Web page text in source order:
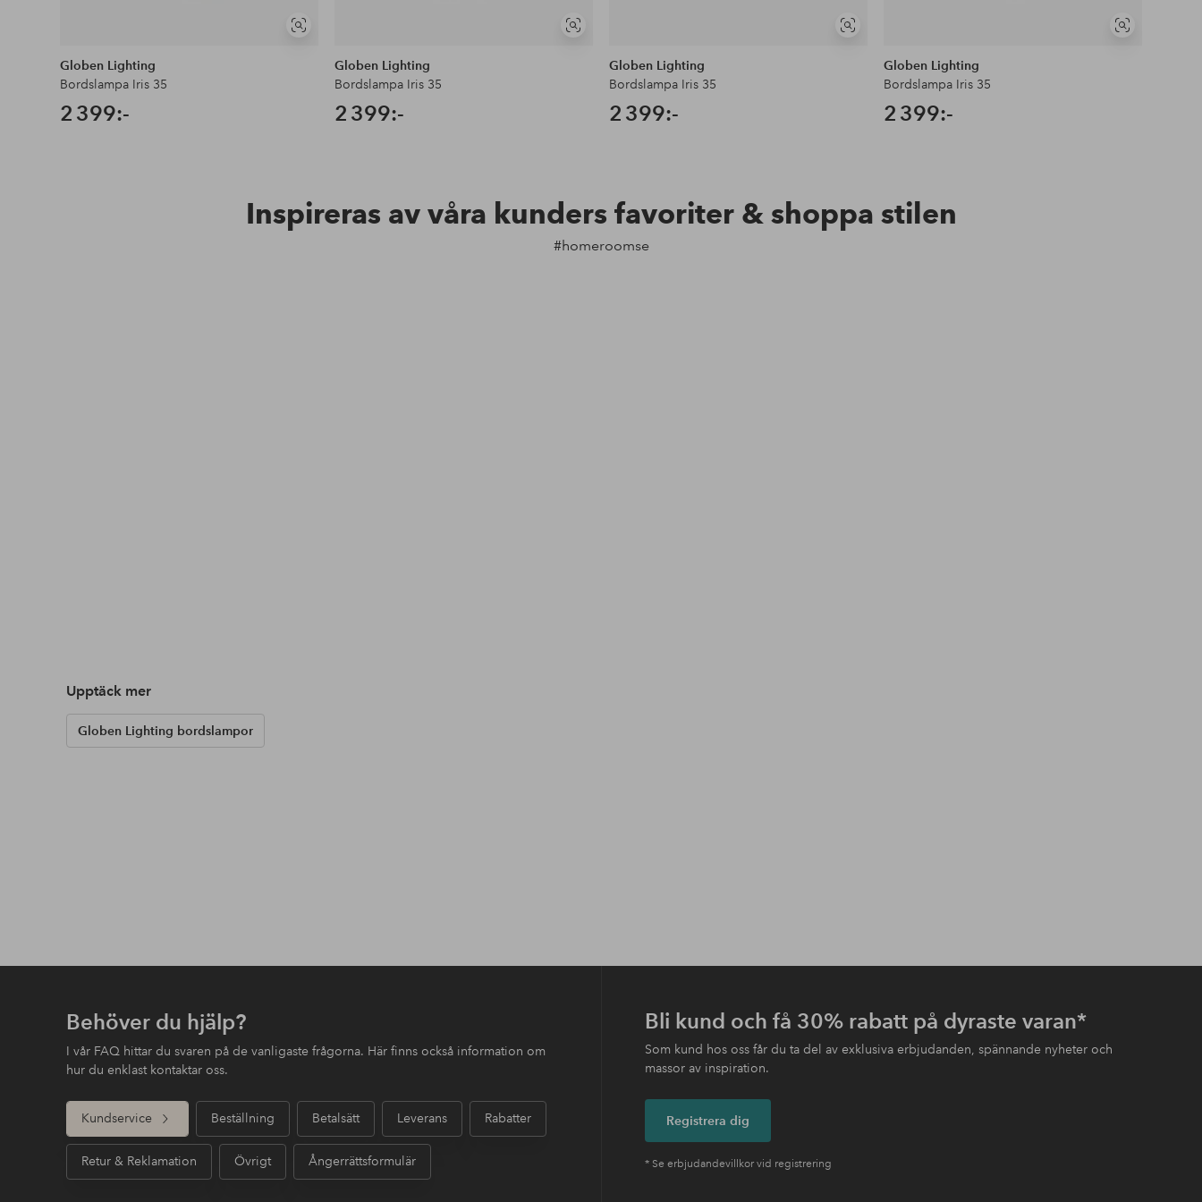
Visa
Globen Lighting
Bordslampa Iris 35
2 399:-
Visa
Globen Lighting
Bordslampa Iris 35
2 399:-
Visa
Globen Lighting
Bordslampa Iris 35
2 399:-
Visa
Globen Lighting
Bordslampa Iris 35
2 399:-
Inspireras av våra kunders favoriter & shoppa stilen
#homeroomse
Upptäck mer
Globen Lighting bordslampor
Behöver du hjälp?
I vår FAQ hittar du svaren på de vanligaste frågorna. Här finns också information om
hur du enklast kontaktar oss.
Kundservice Beställning Betalsätt Leverans Rabatter
Retur & Reklamation Övrigt Ångerrättsformulär
Bli kund och få 30% rabatt på dyraste varan*
Som kund hos oss får du ta del av exklusiva erbjudanden, spännande nyheter och
massor av inspiration.
Registrera dig
* Se erbjudandevillkor vid registrering